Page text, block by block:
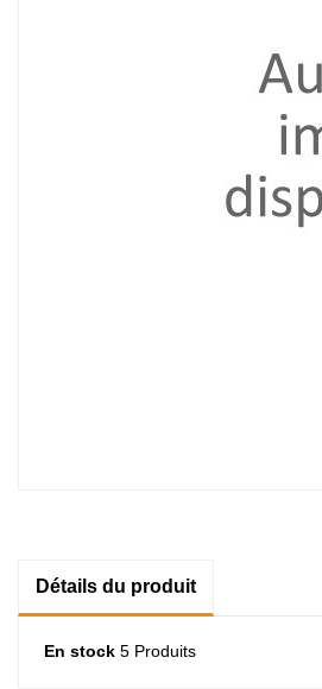
Détails du produit
En stock 5 Produits